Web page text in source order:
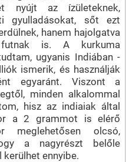
nyújt az ízületeknek,
gyulladásokat, sőt ezt
hanem hajolgatva
is. A kurkuma
ugyanis Indiában -
ismerik, és használják
egyaránt. Viszont a
minden alkalommal
hisz az indiaiak által
a 2 grammot is elérő
meglehetősen olcsó,
a nagyrészt belőle
ennyibe.